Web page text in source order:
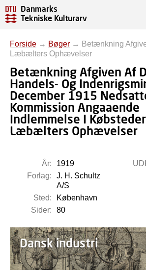
Danmarks
Tekniske Kulturarv
Forside → Bøger → Betænkning
Læbælters Ophævelser
Betænkning Afgiven Af
Handels- Og
December 1915
Kommission Angaaende
Indlemmelse I
Læbælters Ophævelser
År:
1919
Forlag:
J. H. Schultz
A/S
Sted:
København
Sider:
80
Dansk industri